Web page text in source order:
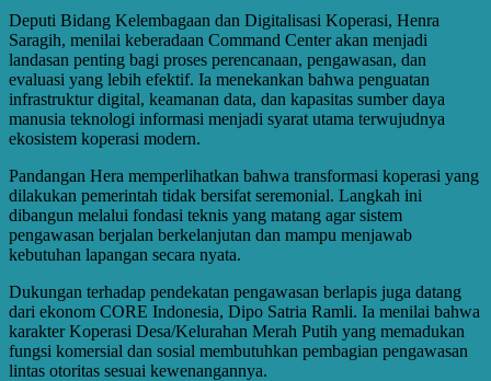
Deputi Bidang Kelembagaan dan Digitalisasi Koperasi, Henra
Saragih, menilai keberadaan Command Center akan menjadi
landasan penting bagi proses perencanaan, pengawasan, dan
evaluasi yang lebih efektif. Ia menekankan bahwa penguatan
infrastruktur digital, keamanan data, dan kapasitas sumber daya
manusia teknologi informasi menjadi syarat utama terwujudnya
ekosistem koperasi modern.
Pandangan Hera memperlihatkan bahwa transformasi koperasi yang
dilakukan pemerintah tidak bersifat seremonial. Langkah ini
dibangun melalui fondasi teknis yang matang agar sistem
pengawasan berjalan berkelanjutan dan mampu menjawab
kebutuhan lapangan secara nyata.
Dukungan terhadap pendekatan pengawasan berlapis juga datang
dari ekonom CORE Indonesia, Dipo Satria Ramli. Ia menilai bahwa
karakter Koperasi Desa/Kelurahan Merah Putih yang memadukan
fungsi komersial dan sosial membutuhkan pembagian pengawasan
lintas otoritas sesuai kewenangannya.